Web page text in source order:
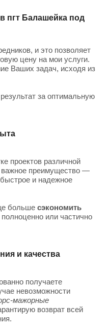
пгт Балашейка под
и это позволяет
цену на мои услуги.
Ваших задач, исходя из
за оптимальную
проектов различной
преимущество —
и надежное
больше сэкономить
или частично
и качества
получаете
невозможности
мажорные
возврат всей